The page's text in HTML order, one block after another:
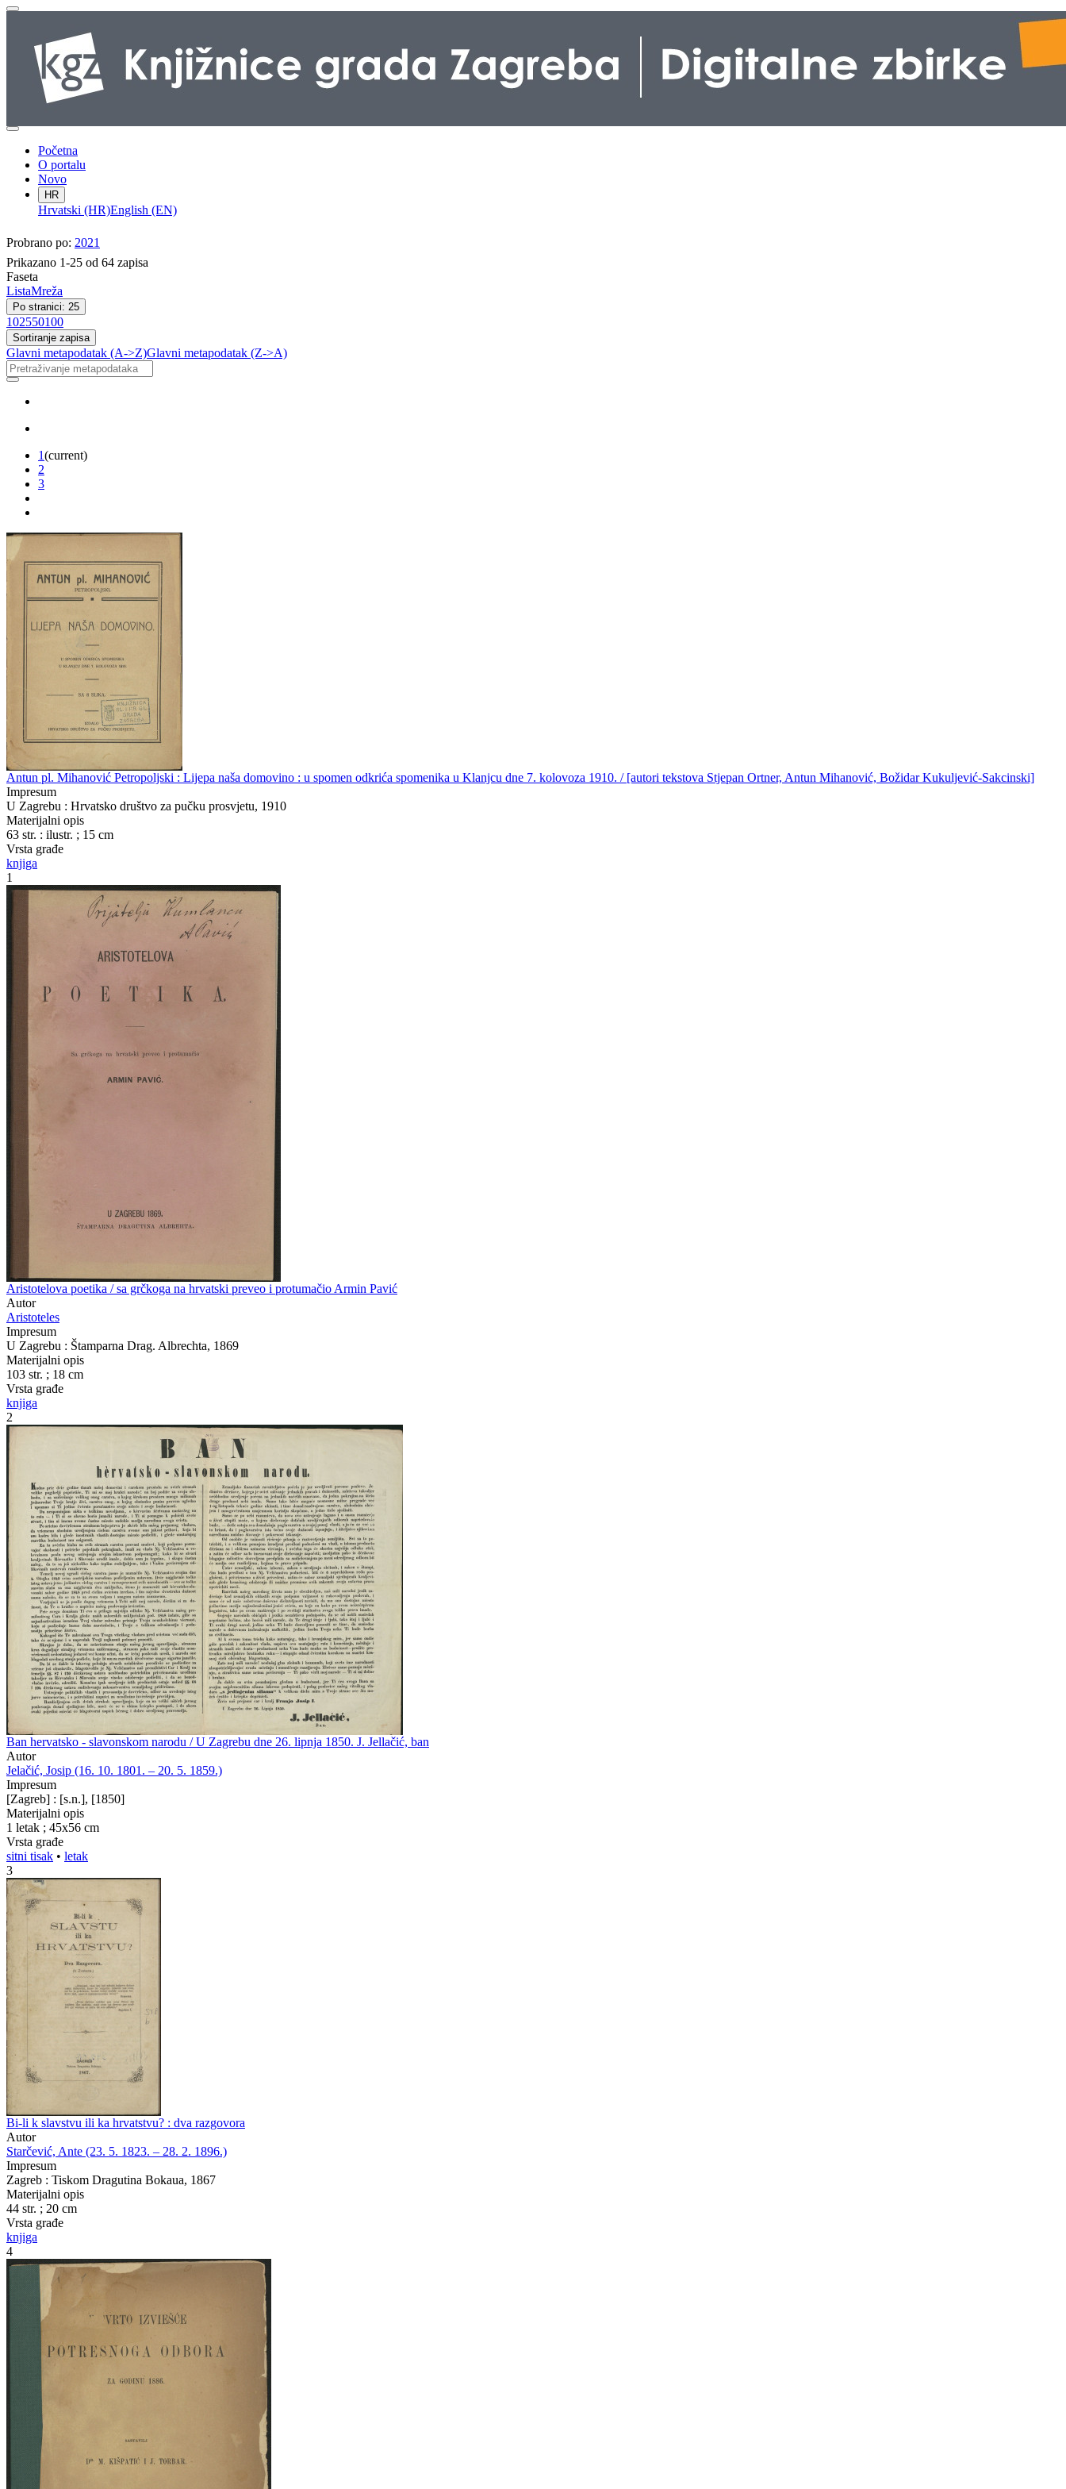
Početna
O portalu
Novo
HR
Hrvatski (HR)English (EN)
Probrano po: 2021
Prikazano 1-25 od 64 zapisa
Faseta
ListaMreža
Po stranici: 25
102550100
Sortiranje zapisa
Glavni metapodatak (A->Z)Glavni metapodatak (Z->A)
1(current)
2
3
Antun pl. Mihanović Petropoljski : Lijepa naša domovino : u spomen odkrića spomenika u Klanjcu dne 7. kolovoza 1910. / [autori tekstova Stjepan Ortner, Antun Mihanović, Božidar Kukuljević-Sakcinski]
Impresum
U Zagrebu : Hrvatsko društvo za pučku prosvjetu, 1910
Materijalni opis
63 str. : ilustr. ; 15 cm
Vrsta građe
knjiga
1
Aristotelova poetika / sa grčkoga na hrvatski preveo i protumačio Armin Pavić
Autor
Aristoteles
Impresum
U Zagrebu : Štamparna Drag. Albrechta, 1869
Materijalni opis
103 str. ; 18 cm
Vrsta građe
knjiga
2
Ban hervatsko - slavonskom narodu / U Zagrebu dne 26. lipnja 1850. J. Jellačić, ban
Autor
Jelačić, Josip (16. 10. 1801. – 20. 5. 1859.)
Impresum
[Zagreb] : [s.n.], [1850]
Materijalni opis
1 letak ; 45x56 cm
Vrsta građe
sitni tisak • letak
3
Bi-li k slavstvu ili ka hrvatstvu? : dva razgovora
Autor
Starčević, Ante (23. 5. 1823. – 28. 2. 1896.)
Impresum
Zagreb : Tiskom Dragutina Bokaua, 1867
Materijalni opis
44 str. ; 20 cm
Vrsta građe
knjiga
4